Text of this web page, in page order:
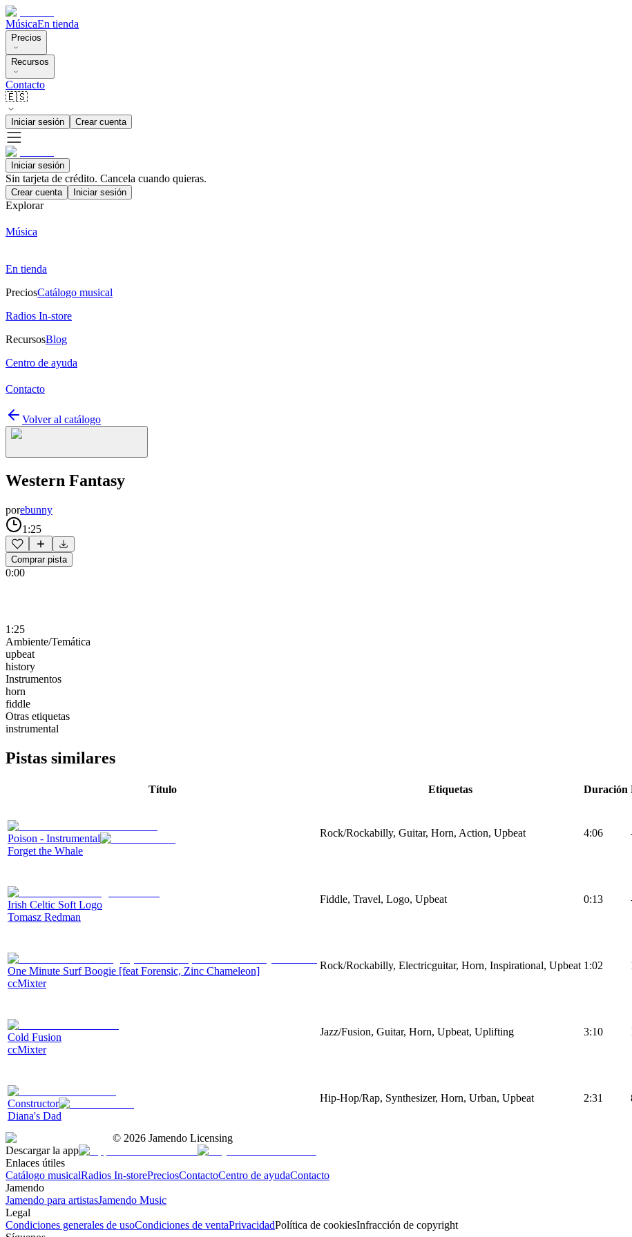
MúsicaEn tienda
Precios
Recursos
Contacto
🇪🇸
Iniciar sesión Crear cuenta
Iniciar sesión
Sin tarjeta de crédito. Cancela cuando quieras.
Crear cuenta Iniciar sesión
Explorar
Música
En tienda
PreciosCatálogo musical
Radios In-store
RecursosBlog
Centro de ayuda
Contacto
Volver al catálogo
Western Fantasy
porebunny
1:25
Comprar pista
0:00
1:25
Ambiente/Temática
upbeat
history
Instrumentos
horn
fiddle
Otras etiquetas
instrumental
Pistas similares
Título Etiquetas Duración
Poison - Instrumental
Forget the Whale
Rock/Rockabilly, Guitar, Horn, Action, Upbeat 4:06
Irish Celtic Soft Logo
Tomasz Redman
Fiddle, Travel, Logo, Upbeat 0:13
One Minute Surf Boogie [feat Forensic, Zinc Chameleon]
ccMixter
Rock/Rockabilly, Electricguitar, Horn, Inspirational, Upbeat 1:02
Cold Fusion
ccMixter
Jazz/Fusion, Guitar, Horn, Upbeat, Uplifting 3:10
Сonstructor
Diana's Dad
Hip-Hop/Rap, Synthesizer, Horn, Urban, Upbeat 2:31
© 2026 Jamendo Licensing
Descargar la app
Enlaces útiles
Catálogo musicalRadios In-storePreciosContactoCentro de ayudaContacto
Jamendo
Jamendo para artistasJamendo Music
Legal
Condiciones generales de usoCondiciones de ventaPrivacidadPolítica de cookiesInfracción de copyright